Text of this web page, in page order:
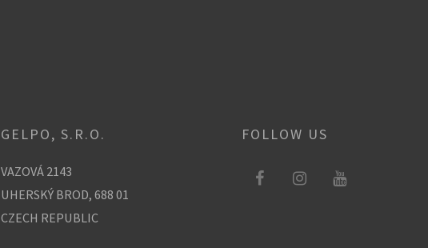
GELPO, S.R.O.
VAZOVÁ 2143
UHERSKÝ BROD, 688 01
CZECH REPUBLIC
FOLLOW US